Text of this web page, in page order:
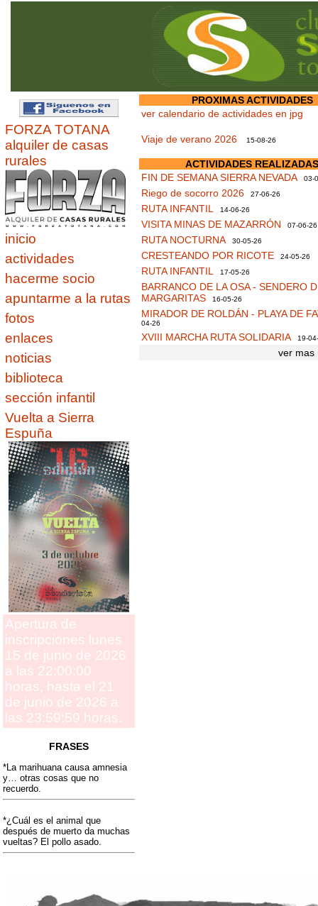
FORZA TOTANA
alquiler de casas
rurales
inicio
actividades
hacerme socio
apuntarme a la rutas
fotos
enlaces
noticias
biblioteca
sección infantil
Vuelta a Sierra
Espuña
Apertura de
inscripciones lunes
15 de junio de 2026
a las 22:00:00
horas, hasta el 21
de junio de 2026 a
las 23:59:59 horas.
FRASES
*La marihuana causa amnesia
y… otras cosas que no
recuerdo.
*¿Cuál es el animal que
después de muerto da muchas
vueltas? El pollo asado.
PROXIMAS ACTIVIDADES
ver calendario de actividades en jpg
Viaje de verano 2026 15-08-26
ACTIVIDADES REALIZADAS
FIN DE SEMANA SIERRA NEVADA 03-
Riego de socorro 2026 27-06-26
RUTA INFANTIL 14-06-26
VISITA MINAS DE MAZARRÓN 07-06-26
RUTA NOCTURNA 30-05-26
CRESTEANDO POR RICOTE 24-05-26
RUTA INFANTIL 17-05-26
BARRANCO DE LA OSA - SENDERO
MARGARITAS 16-05-26
MIRADOR DE ROLDÁN - PLAYA DE
04-26
XVIII MARCHA RUTA SOLIDARIA 19-
ver mas